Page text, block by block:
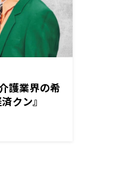
護業界の希
クン』